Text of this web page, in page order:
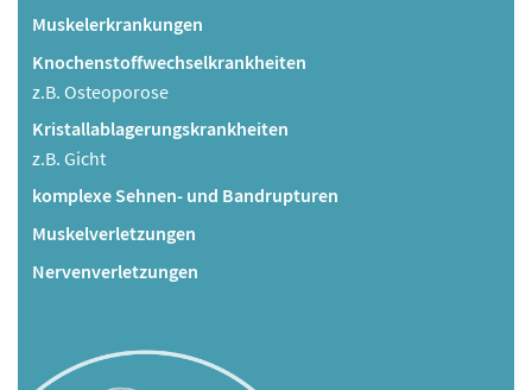
Muskelerkrankungen
Knochenstoffwechselkrankheiten
z.B. Osteoporose
Kristallablagerungskrankheiten
z.B. Gicht
komplexe Sehnen- und Bandrupturen
Muskelverletzungen
Nervenverletzungen